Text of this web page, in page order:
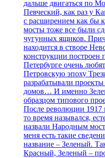
дальше двигаться по
Певческий, как раз у
с расширением как бы
мосты тоже все были
чугунных ящиков.
находится в створе
конструкции построен
Петербурге очень
Петровскую эпоху
разрабатывали
домов… И именно
образцом типового
После революции 1917
то время назывался,
назвали Народным
меня есть такие
название – Зеленый.
Красный, Зеленый –